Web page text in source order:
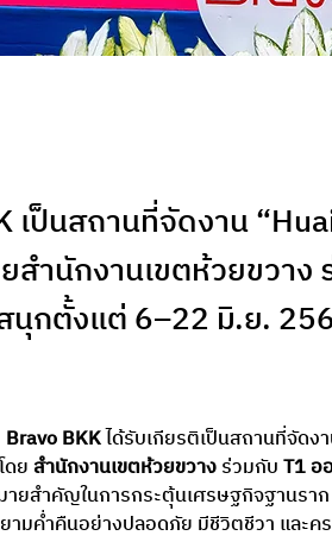
เป็นสถานที่จัดงาน
สำนักงานเขตห้วยขวาง
กตั้งแต่ 6–22 มิ.ย.
Bravo BKK ได้รับเกียรติเป็นสถานที่จัดง
ย สำนักงานเขตห้วยขวาง ร่วมกับ T1 อ
ายสำคัญในการกระตุ้นเศรษฐกิจฐานรา
ามค่ำคืนอย่างปลอดภัย มีชีวิตชีวา และ